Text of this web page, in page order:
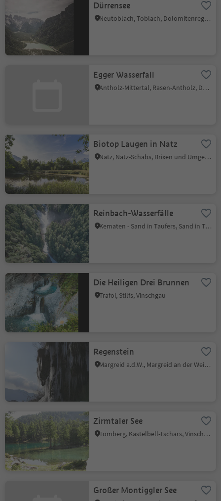
Dürrensee
Neutoblach, Toblach, Dolomitenregion 3 Zinnen
Egger Wasserfall
Antholz-Mittertal, Rasen-Antholz, Dolomitenregion Kronplatz
Biotop Laugen in Natz
Natz, Natz-Schabs, Brixen und Umgebung
Reinbach-Wasserfälle
Kematen - Sand in Taufers, Sand in Taufers, Ahrntal
Die Heiligen Drei Brunnen
Trafoi, Stilfs, Vinschgau
Regenstein
Margreid a.d.W., Margreid an der Weinstraße, Südtiroler Weinstraße
Zirmtaler See
Tomberg, Kastelbell-Tschars, Vinschgau
Großer Montiggler See